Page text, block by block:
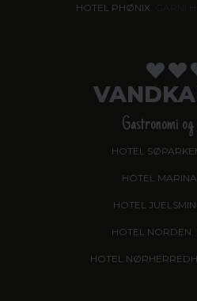
HOTEL PHØNIX
Gastronomi
HOTEL
HOTEL MARINA
HOTEL
HOTEL NORDEN
HOTEL